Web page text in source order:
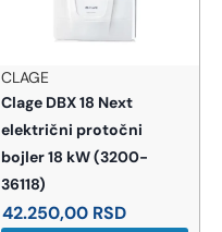
CLAGE
Clage DBX 18 Next
električni protočni
bojler 18 kW (3200-
36118)
42.250,00 RSD